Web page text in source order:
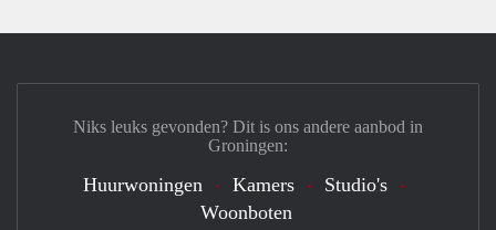
Niks leuks gevonden? Dit is ons andere aanbod in
Groningen:
Huurwoningen Kamers
Studio's
Woonboten